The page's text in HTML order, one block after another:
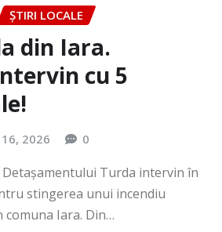
ȘTIRI LOCALE
din Iara.
cu 5
2026 0
Turda intervin în
stingerea unui incendiu
comuna Iara. Din…